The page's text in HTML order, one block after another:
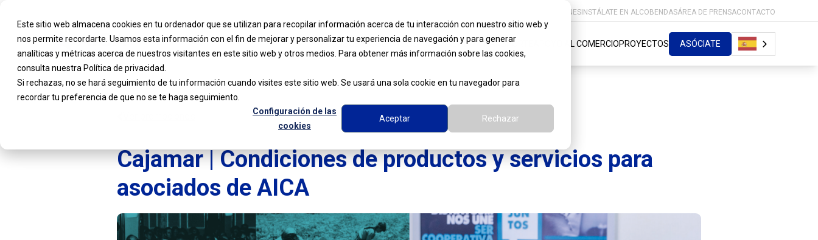
Este sitio web almacena cookies en tu ordenador que se utilizan para recopilar información acerca de tu interacción con nuestro sitio web y
nos permite recordarte. Usamos esta información con el fin de mejorar y personalizar tu experiencia de navegación y para generar
analíticas y métricas acerca de nuestros visitantes en este sitio web y otros medios. Para obtener más información sobre las cookies,
consulta nuestra Política de privacidad.
Si rechazas, no se hará seguimiento de tu información cuando visites este sitio web. Se usará una sola cookie en tu navegador para
recordar tu preferencia de que no se te haga seguimiento.
Configuración de las
cookies
Aceptar Rechazar
PROMOCIONES INSTÁLATE EN ALCOBENDASÁREA DE PRENSACONTACTO
CONÓCENOSSERVICIOS MOVILIDAD Y TRANSPORTE APOYO AL COMERCIOPROYECTOS ASÓCIATE
Cajamar | Condiciones de productos y servicios para
asociados de AICA